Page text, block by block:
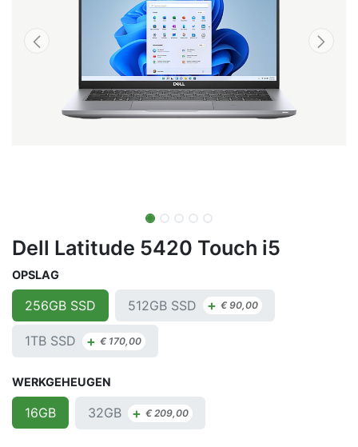
Dell Latitude 5420 Touch i5
OPSLAG
256GB SSD 512GB SSD + €90,00
1TB SSD + € 170,00
WERKGEHEUGEN
16GB 32GB + €209,00